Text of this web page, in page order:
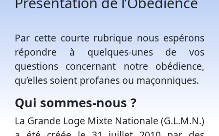
Par cette courte rubrique nous espérons
répondre à quelques-unes de vos
questions concernant notre obédience,
qu’elles soient profanes ou maçonniques.
Qui sommes-nous ?
La Grande Loge Mixte Nationale (G.L.M.N.)